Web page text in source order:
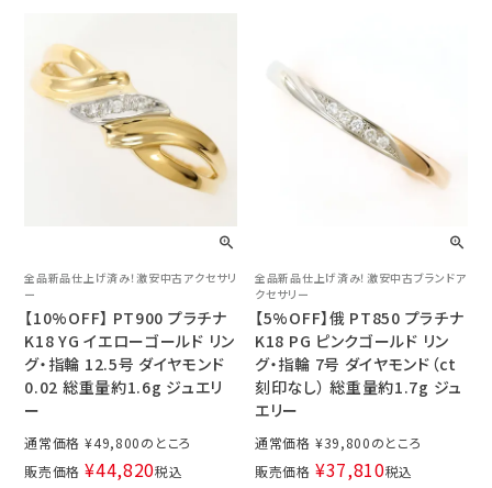
全品新品仕上げ済み！激安中古アクセサリ
ー
【10%OFF】 PT900 プラチナ
K18 YG イエローゴールド リン
グ・指輪 12.5号 ダイヤモンド
0.02 総重量約1.6g ジュエリ
ー
通常価格 ¥49,800
販売価格 ¥44,820税込
全品新品仕上げ済み！激安中古ブランドア
クセサリー
【5%OFF】俄 PT850 プラチナ
K18 PG ピンクゴールド リン
グ・指輪 7号 ダイヤモンド（ct
刻印なし） 総重量約1.7g ジュ
エリー
通常価格 ¥39,800
販売価格 ¥37,810税込